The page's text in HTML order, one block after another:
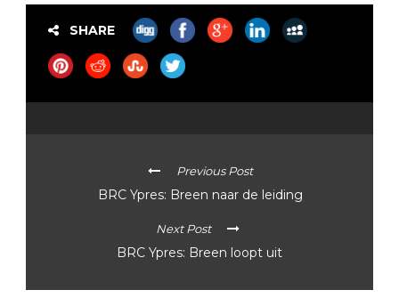
SHARE
Previous Post
BRC Ypres: Breen naar de leiding
Next Post
BRC Ypres: Breen loopt uit